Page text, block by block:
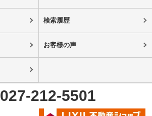
検索履歴
お客様の声
027-212-5501